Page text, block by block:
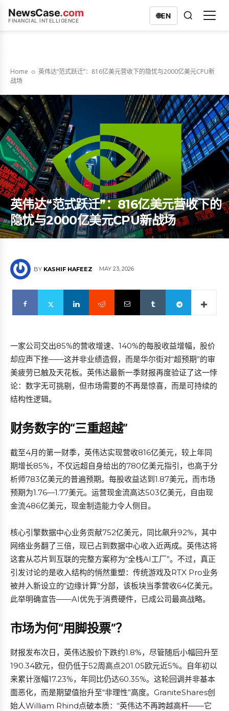
NewsCase.com
FINANCIAL INTELLIGENCE
🌐EN
Home
英伟达“范式跃迁”：816亿美元营收下的隐忧与2000亿美元CPU新
战场
英伟达“范式跃迁”：816亿美元营收下的
隐忧与2000亿美元CPU新战场
BY KASHIF HAFEEZ MAY 23, 2026
一家公司交出85%的营收增速、140%的每股收益增幅，股价
却应声下挫——这并非业绩造假，而是华尔街对“超预期”的审
美疲劳已触及天花板。英伟达最新一季财报再度验证了这一悖
论：数字无可挑剔，但市场需要的不再是惊喜，而是可持续的
结构性逻辑。
财务数字的“三重超越”
截至4月的第一财季，英伟达实现营收816亿美元，较上年同
期增长85%，不仅远超自身给出的780亿美元指引，也高于分
析师783亿美元的普遍预期。每股收益达到1.87美元，而市场
预期为1.76—1.77美元。运营现金流高达503亿美元，自由现
金流486亿美元，现金制造能力令人侧目。
核心引擎数据中心业务贡献752亿美元，同比飙升92%，其中
网络业务翻了三倍，现已占到数据中心收入近两成。英伟达将
这套从芯片到互联的完整方案称为“全栈AI工厂”。不过，真正
引发讨论的是收入结构的悄然重塑：传统游戏及RTX Pro业务
被并入新设立的“边缘计算”分部，该板块当季营收64亿美元。
此举明确宣告——AI优先于消费硬件，已成公司最高战略。
市场为何“用脚投票”？
财报发布次日，英伟达股价下跌约1.8%，尽管随后小幅回升至
190.34欧元，但仍低于52周高点201.05欧元近5%。自年初以
来累计涨幅17.23%，年同比仍达60.35%。这轮回调并非基本
面恶化，而是期望值抬升至“非理性”高度。GraniteShares创
始人William Rhind点破本质：“英伟达不再跨越高杆——它